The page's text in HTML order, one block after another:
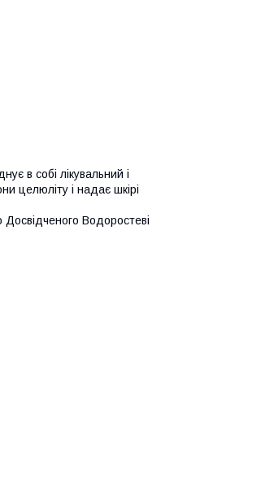
в собі лікувальний і
целюліту і надає шкірі
Досвідченого Водоростеві